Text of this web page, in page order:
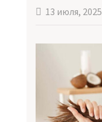
13 июля, 2025